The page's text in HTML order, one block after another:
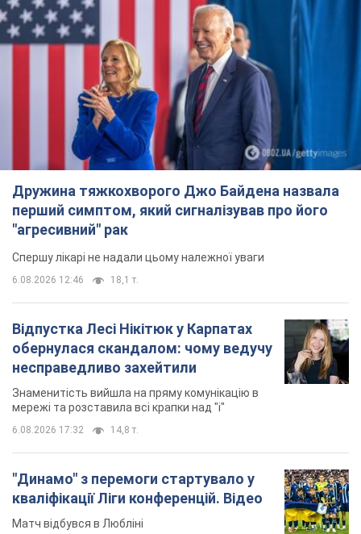
Дружина тяжкохворого Джо Байдена назвала
перший симптом, який сигналізував про його
"агресивний" рак
Спершу лікарі не надали цьому належної уваги
6.08.2026 12:46 18,1 т.
Відпустка Лесі Нікітюк у Карпатах
обернулася скандалом: чому ведучу
несправедливо захейтили
Знаменитість вийшла на пряму комунікацію в
мережі та розставила всі крапки над "і"
6.08.2026 17:32 14,8 т.
"Динамо" з перемоги стартувало у
кваліфікації Ліги конференцій. Відео
Матч відбувся в Любліні